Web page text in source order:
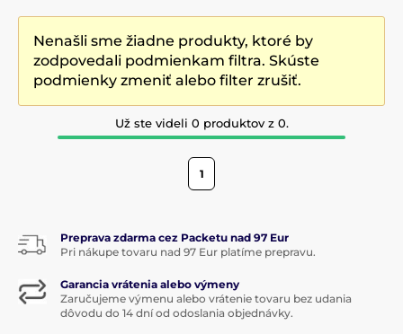
Nenašli sme žiadne produkty, ktoré by
zodpovedali podmienkam filtra. Skúste
podmienky zmeniť alebo filter zrušiť.
Už ste videli 0 produktov z 0.
1
Preprava zdarma cez Packetu nad 97 Eur
Pri nákupe tovaru nad 97 Eur platíme prepravu.
Garancia vrátenia alebo výmeny
Zaručujeme výmenu alebo vrátenie tovaru bez udania
dôvodu do 14 dní od odoslania objednávky.